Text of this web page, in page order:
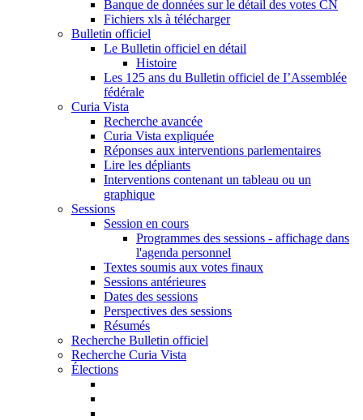
Banque de données sur le détail des votes CN
Fichiers xls à télécharger
Bulletin officiel
Le Bulletin officiel en détail
Histoire
Les 125 ans du Bulletin officiel de I’Assemblée
fédérale
Curia Vista
Recherche avancée
Curia Vista expliquée
Réponses aux interventions parlementaires
Lire les dépliants
Interventions contenant un tableau ou un
graphique
Sessions
Session en cours
Programmes des sessions - affichage dans
l'agenda personnel
Textes soumis aux votes finaux
Sessions antérieures
Dates des sessions
Perspectives des sessions
Résumés
Recherche Bulletin officiel
Recherche Curia Vista
Élections